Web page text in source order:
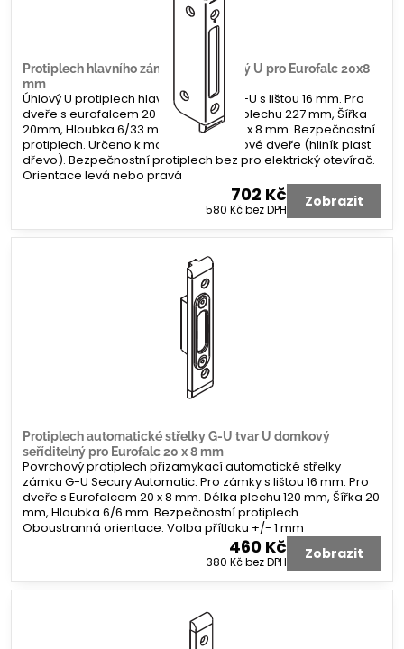
Protiplech hlavního zámku G-U úhlový U pro Eurofalc 20x8
mm
Úhlový U protiplech hlavního zámku G-U s lištou 16 mm. Pro
dveře s eurofalcem 20 x 8 mm. Délka plechu 227 mm, Šířka
20mm, Hloubka 6/33 mm. Koncovka 2 x 8 mm. Bezpečnostní
protiplech. Určeno k montáži na profilové dveře (hliník plast
dřevo). Bezpečnostní protiplech bez pro elektrický otevírač.
Orientace levá nebo pravá
702 Kč
580 Kčbez DPH Zobrazit
Protiplech automatické střelky G-U tvar U domkový
seříditelný pro Eurofalc 20 x 8 mm
Povrchový protiplech přizamykací automatické střelky
zámku G-U Secury Automatic. Pro zámky s lištou 16 mm. Pro
dveře s Eurofalcem 20 x 8 mm. Délka plechu 120 mm, Šířka 20
mm, Hloubka 6/6 mm. Bezpečnostní protiplech.
Oboustranná orientace. Volba přítlaku +/- 1 mm
460 Kč
380 Kčbez DPH Zobrazit